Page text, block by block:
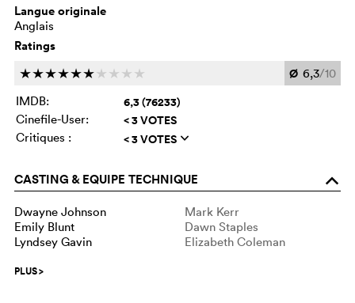
Langue originale
Anglais
Ratings
cccccc c c c c Ø 6,3/10
IMDB:
6,3 (76233)
Cinefile-User: < 3 VOTES
Critiques : < 3 VOTES q
CASTING & EQUIPE TECHNIQUE o
Dwayne Johnson
Mark Kerr
Emily Blunt
Dawn Staples
Lyndsey Gavin
Elizabeth Coleman
PLUS>